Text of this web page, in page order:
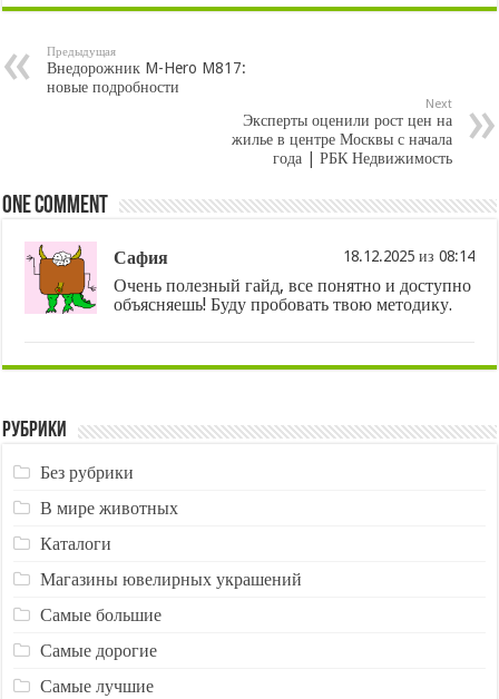
Предыдущая
Внедорожник M-Hero M817:
новые подробности
Next
Эксперты оценили рост цен на
жилье в центре Москвы с начала
года | РБК Недвижимость
One comment
Сафия 18.12.2025 из 08:14
Очень полезный гайд, все понятно и доступно
объясняешь! Буду пробовать твою методику.
Рубрики
Без рубрики
В мире животных
Каталоги
Магазины ювелирных украшений
Самые большие
Самые дорогие
Самые лучшие